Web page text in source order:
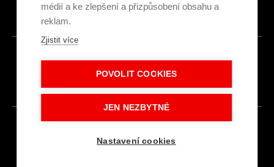
© 2026
médií a ke zlepšení a přizpůsobení obsahu a
reklam.
Zjistit více
POVOLIT COOKIES
JEN NEZBYTNÉ
Nastavení cookies